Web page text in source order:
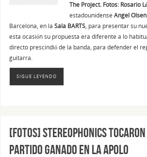
The Project. Fotos: Rosario
estadounidense Angel Olsen
Barcelona, en la Sala BARTS, para presentar su
esta ocasión su propuesta era diferente a lo
directo prescindió de la banda, para defender el
guitarra.
SIGUE LEYENDO
[FOTOS] Stereophonics
partido ganado en la Apolo